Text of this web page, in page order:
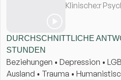
Klinische:r
DURCHSCHNITTLICHE
STUNDEN
Beziehungen • Depression •
Ausland • Trauma •